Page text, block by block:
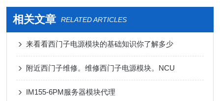
相关文章 RELATED ARTICLES
来看看西门子电源模块的基础知识你了解多少
附近西门子维修。维修西门子电源模块。NCU
IM155-6PM服务器模块代理